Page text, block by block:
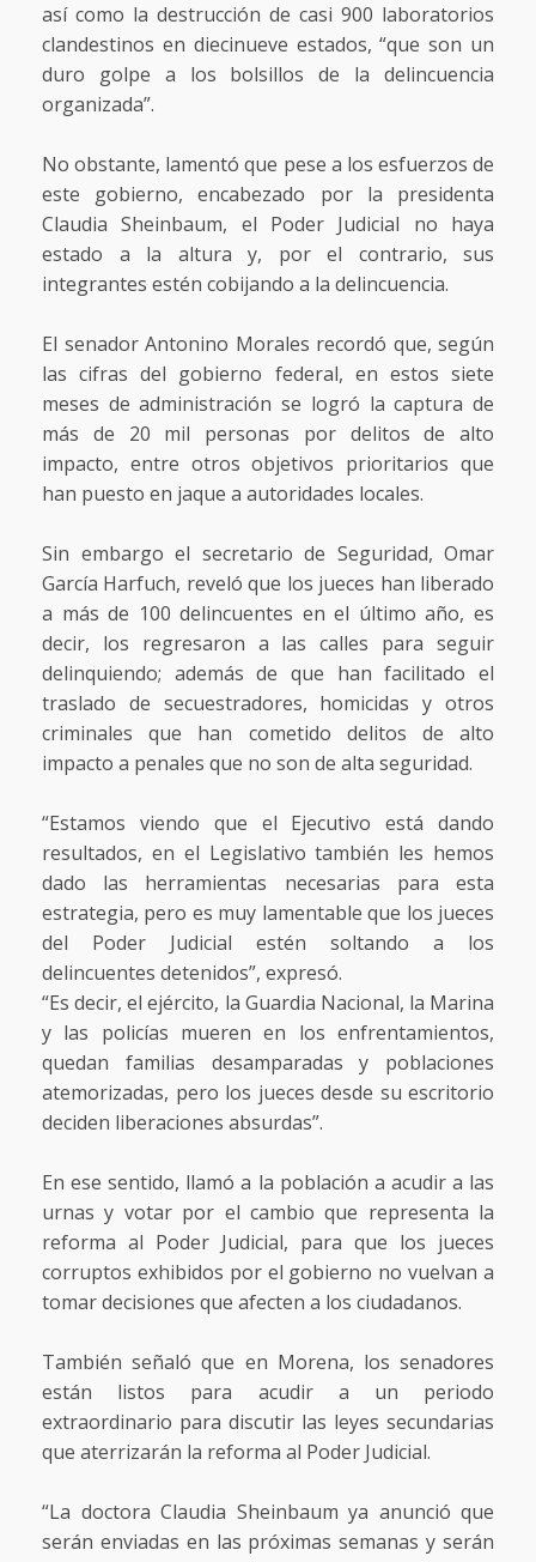
así como la destrucción de casi 900 laboratorios
clandestinos en diecinueve estados, “que son un
duro golpe a los bolsillos de la delincuencia
organizada”.
No obstante, lamentó que pese a los esfuerzos de
este gobierno, encabezado por la presidenta
Claudia Sheinbaum, el Poder Judicial no haya
estado a la altura y, por el contrario, sus
integrantes estén cobijando a la delincuencia.
El senador Antonino Morales recordó que, según
las cifras del gobierno federal, en estos siete
meses de administración se logró la captura de
más de 20 mil personas por delitos de alto
impacto, entre otros objetivos prioritarios que
han puesto en jaque a autoridades locales.
Sin embargo el secretario de Seguridad, Omar
García Harfuch, reveló que los jueces han liberado
a más de 100 delincuentes en el último año, es
decir, los regresaron a las calles para seguir
delinquiendo; además de que han facilitado el
traslado de secuestradores, homicidas y otros
criminales que han cometido delitos de alto
impacto a penales que no son de alta seguridad.
“Estamos viendo que el Ejecutivo está dando
resultados, en el Legislativo también les hemos
dado las herramientas necesarias para esta
estrategia, pero es muy lamentable que los jueces
del Poder Judicial estén soltando a los
delincuentes detenidos”, expresó.
“Es decir, el ejército, la Guardia Nacional, la Marina
y las policías mueren en los enfrentamientos,
quedan familias desamparadas y poblaciones
atemorizadas, pero los jueces desde su escritorio
deciden liberaciones absurdas”.
En ese sentido, llamó a la población a acudir a las
urnas y votar por el cambio que representa la
reforma al Poder Judicial, para que los jueces
corruptos exhibidos por el gobierno no vuelvan a
tomar decisiones que afecten a los ciudadanos.
También señaló que en Morena, los senadores
están listos para acudir a un periodo
extraordinario para discutir las leyes secundarias
que aterrizarán la reforma al Poder Judicial.
“La doctora Claudia Sheinbaum ya anunció que
serán enviadas en las próximas semanas y serán